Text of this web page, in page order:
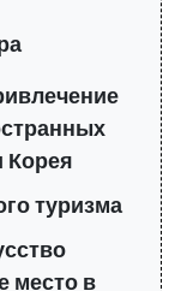
Корея
туризма
место в